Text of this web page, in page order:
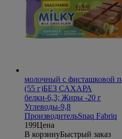
молочный с фисташковой
(55 г)БЕЗ САХАРА
белки-6,3; Жиры -20 г
Углеводы-9,8
ПроизводительSnaq Fabriq
199Цена
В корзинуБыстрый заказ